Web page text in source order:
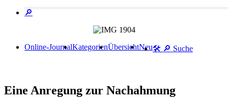
🔎
Online-JournalKategorienÜbersichtNeu🛠️ 🔎 Suche
Eine Anregung zur Nachahmung